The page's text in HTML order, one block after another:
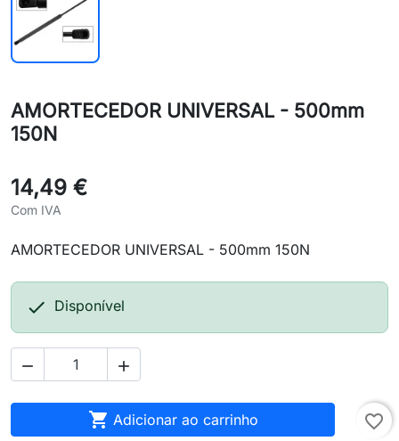
AMORTECEDOR UNIVERSAL - 500mm
150N
14,49 €
Com IVA
AMORTECEDOR UNIVERSAL - 500mm 150N
 Disponível
 
 Adicionar ao carrinho favorite_border